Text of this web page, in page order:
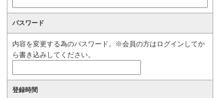
パスワード
内容を変更する為のパスワード。※会員の方はログインしてか
ら書き込みしてください。
登録時間